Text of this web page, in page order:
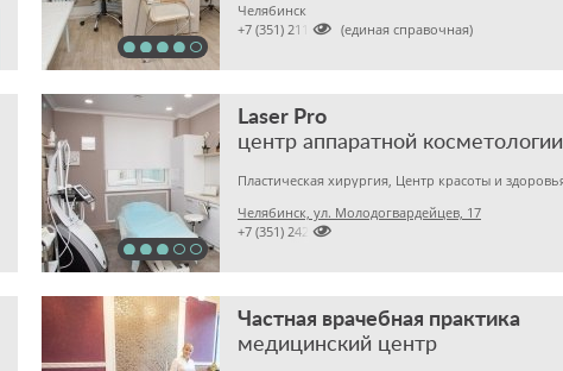
Челябинск

+7 (351) 2113020 (единая справочная)
Laser Pro
центр аппаратной косметологии
Челябинск, ул. Молодогвардейцев, 17

+7 (351) 2420132
Частная врачебная практика
медицинский центр